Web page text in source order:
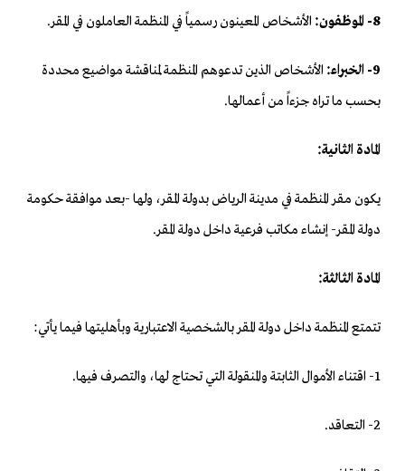
8- الموظفون: الأشخاص المعينون رسمياً في المنظمة العاملون في المقر.
9- الخبراء:
الأشخاص الذين تدعوهم المنظمة لمناقشة مواضيع محددة
بحسب ما تراه جزءاً من أعمالها.
المادة الثانية:
يكون مقر المنظمة في مدينة الرياض بدولة المقر، ولها -بعد موافقة حكومة
دولة المقر- إنشاء مكاتب فرعية داخل دولة المقر.
المادة الثالثة:
تتمتع المنظمة داخل دولة المقر بالشخصية الاعتبارية وبأهليتها فيما يأتي:
1- اقتناء الأموال الثابتة والمنقولة التي تحتاج لها، والتصرف فيها.
2- التعاقد.